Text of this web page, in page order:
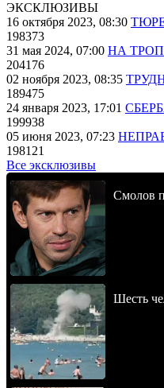
ЭКСКЛЮЗИВЫ
16 октября 2023, 08:30
198373
31 мая 2024, 07:00 НА
204176
02 ноября 2023, 08:35
189475
24 января 2023, 17:01
199938
05 июня 2023, 07:23
198121
Все эксклюзивы
Смолов
Шесть